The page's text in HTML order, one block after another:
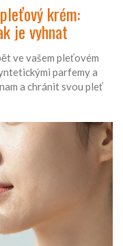
krém:
je vyhnat
ve vašem pleťovém
parfemy a
a chránit svou pleť